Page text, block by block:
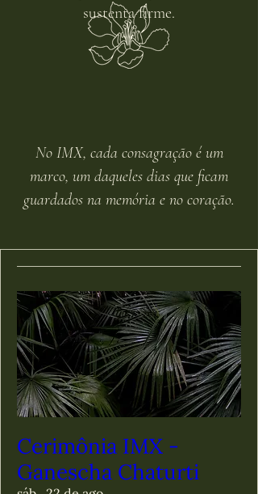
sustenta firme.
No IMX, cada consagração é um
marco, um daqueles dias que ficam
guardados na memória e no coração.
Cerimônia IMX -
Ganescha Chaturti